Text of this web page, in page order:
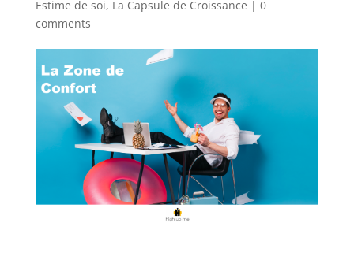
Estime de soi, La Capsule de Croissance | 0
comments